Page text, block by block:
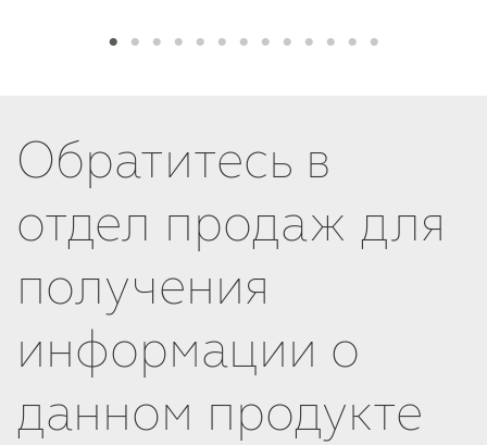
Обратитесь в
отдел продаж для
получения
информации о
данном продукте